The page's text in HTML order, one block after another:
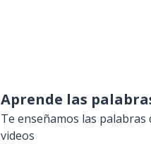
Aprende las
Te enseñamos las palabras
videos